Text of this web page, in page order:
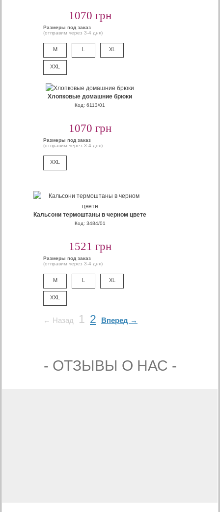
1070 грн
Размеры под заказ
(отправим через 3-4 дня)
M L XL
XXL
Хлопковые домашние брюки
Код: 6113/01
1070 грн
Размеры под заказ
(отправим через 3-4 дня)
XXL
Кальсони термоштаны в черном цвете
Код: 3484/01
1521 грн
Размеры под заказ
(отправим через 3-4 дня)
M L XL
XXL
← Назад 1 2 Вперед →
- ОТЗЫВЫ О НАС -